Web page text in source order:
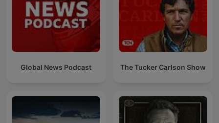
Global News Podcast The Tucker Carlson Show